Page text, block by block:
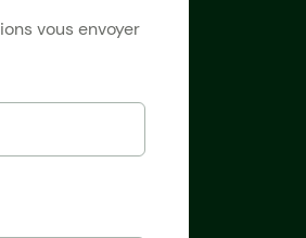
vous envoyer